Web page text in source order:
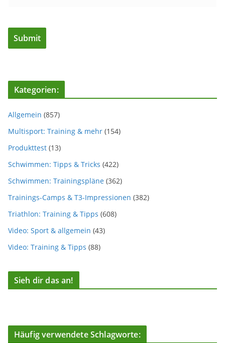
Kategorien:
Allgemein (857)
Multisport: Training & mehr (154)
Produkttest (13)
Schwimmen: Tipps & Tricks (422)
Schwimmen: Trainingspläne (362)
Trainings-Camps & T3-Impressionen (382)
Triathlon: Training & Tipps (608)
Video: Sport & allgemein (43)
Video: Training & Tipps (88)
Sieh dir das an!
Häufig verwendete Schlagworte: